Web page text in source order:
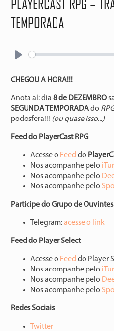
PLAYERCAST RPG –
TEMPORADA
CHEGOU A HORA!!!
Anota aí: dia8 de DEZEMBRO
SEGUNDA TEMPORADAdo
podosfera!!! (ou quase isso...)
Feed do PlayerCast RPG
Acesse o ⁠⁠⁠⁠⁠⁠⁠⁠⁠Feed⁠⁠⁠⁠⁠⁠⁠⁠⁠ do
Nos acompanhe pelo
Nos acompanhe pelo
Nos acompanhe pelo
Participe do Grupo de
Telegram:⁠⁠⁠⁠⁠⁠⁠⁠acesse o link⁠⁠⁠⁠⁠⁠⁠⁠
Feed do Player Select
Acesse o ⁠⁠⁠⁠⁠⁠⁠⁠Feed⁠⁠⁠⁠⁠⁠⁠⁠ do Player
Nos acompanhe pelo
Nos acompanhe pelo
Nos acompanhe pelo
Redes Sociais
⁠⁠⁠⁠⁠⁠⁠⁠Twitter⁠⁠⁠⁠⁠⁠⁠⁠